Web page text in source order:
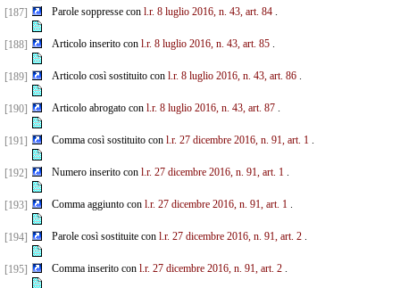
[187] Parole soppresse con l.r. 8 luglio 2016, n. 43, art. 84.
[188] Articolo inserito con l.r. 8 luglio 2016, n. 43, art. 85.
[189] Articolo così sostituito con l.r. 8 luglio 2016, n. 43, art. 86.
[190] Articolo abrogato con l.r. 8 luglio 2016, n. 43, art. 87.
[191] Comma così sostituito con l.r. 27 dicembre 2016, n. 91, art. 1.
[192] Numero inserito con l.r. 27 dicembre 2016, n. 91, art. 1.
[193] Comma aggiunto con l.r. 27 dicembre 2016, n. 91, art. 1.
[194] Parole così sostituite con l.r. 27 dicembre 2016, n. 91, art. 2.
[195] Comma inserito con l.r. 27 dicembre 2016, n. 91, art. 2.